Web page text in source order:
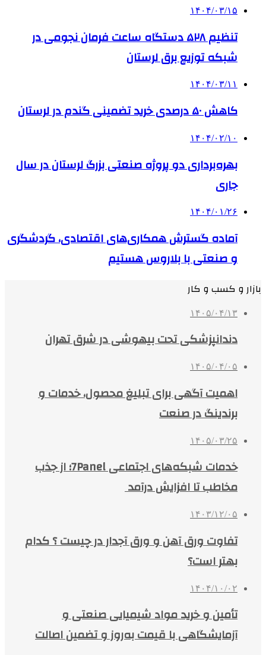
۱۴۰۴/۰۳/۱۵
تنظیم ۵۲۸ دستگاه ساعت فرمان نجومی در
شبکه توزیع برق لرستان
۱۴۰۴/۰۳/۱۱
کاهش ۵۰ درصدی خرید تضمینی گندم در لرستان
۱۴۰۴/۰۲/۱۰
بهره‌برداری دو پروژه صنعتی بزرگ لرستان در سال
جاری
۱۴۰۴/۰۱/۲۶
آماده گسترش همکاری‌های اقتصادی، گردشگری
و صنعتی با بلاروس هستیم
بازار و کسب و کار
۱۴۰۵/۰۴/۱۳
دندانپزشکی تحت بیهوشی در شرق تهران
۱۴۰۵/۰۴/۰۵
اهمیت آگهی برای تبلیغ محصول، خدمات و
برندینگ در صنعت
۱۴۰۵/۰۳/۲۵
خدمات شبکه‌های اجتماعی 7Panel؛ از جذب
مخاطب تا افزایش درآمد
۱۴۰۳/۱۲/۰۵
تفاوت ورق آهن و ورق آجدار در چیست ؟ کدام
بهتر است؟
۱۴۰۴/۱۰/۰۲
تأمین و خرید مواد شیمیایی صنعتی و
آزمایشگاهی با قیمت به‌روز و تضمین اصالت